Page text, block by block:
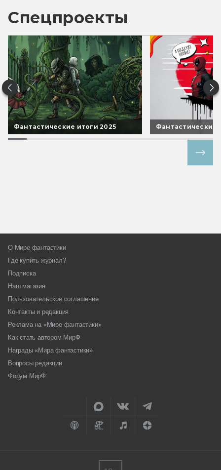
Спецпроекты
Фантастические итоги 2025 Фантастические
О Мире фантастики
Где купить журнал?
Подписка
Наш магазин
Пользовательское соглашение
Контакты и редакция
Реклама на «Мире фантастики»
Как стать автором МирФ
Награды «Мира фантастики»
Вопросы редакции
Форум МирФ